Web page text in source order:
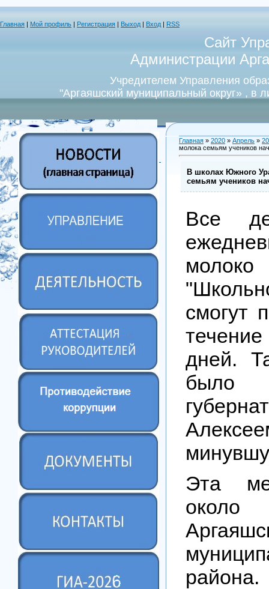
Главная Мой профиль Регистрация Выход Вход RSS
Сайт
Администрации
Учредителем Управления
"Аргаяшский муниципальный округ» , в
Главная » 2020 » Апрель » 20
молока семьям учеников
В школах Южного
семьям учеников
Все
смогут
дней.
было
Эта
около
района.